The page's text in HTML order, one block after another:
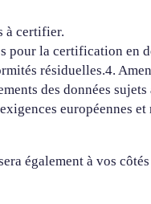
à certifier.
pour la certification en
résiduelles.4.
des données
européennes
également à vos